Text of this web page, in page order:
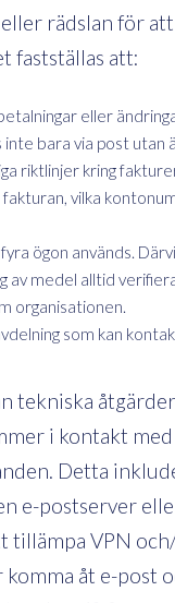
rädslan för
fastställas att:
eller
bara via post utan
riktlinjer kring
vilka
ögon används.
av medel alltid
organisationen.
som kan
tekniska
i kontakt
Detta
e-postserver
tillämpa VPN
komma åt e-post